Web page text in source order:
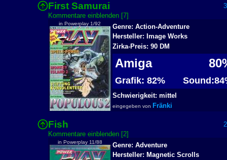
First Samurai
Kommentare einblenden [7]
in Powerplay 1/92
Genre: Action-Adventure
Hersteller: Image Works
Zirka-Preis: 90 DM
Amiga
Grafik: 82%
Schwierigkeit: mittel
eingegeben von Fränki
Fish
Kommentare einblenden [2]
in Powerplay 11/88
Genre: Adventure
Hersteller: Magnetic Scrolls